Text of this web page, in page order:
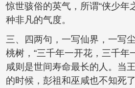
惊世骇俗的英气，所谓“侠少年
种非凡的气度。
三、四两句，一写仙界，一写
桃树，“三千年一开花，三千年
咸则是世间寿命最长的人。当
的时候，彭祖和巫咸也不知死